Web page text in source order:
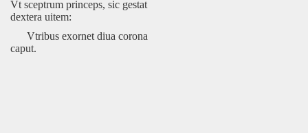
Vt sceptrum princeps, sic gestat
dextera uitem:
Vtribus exornet diua corona
caput.